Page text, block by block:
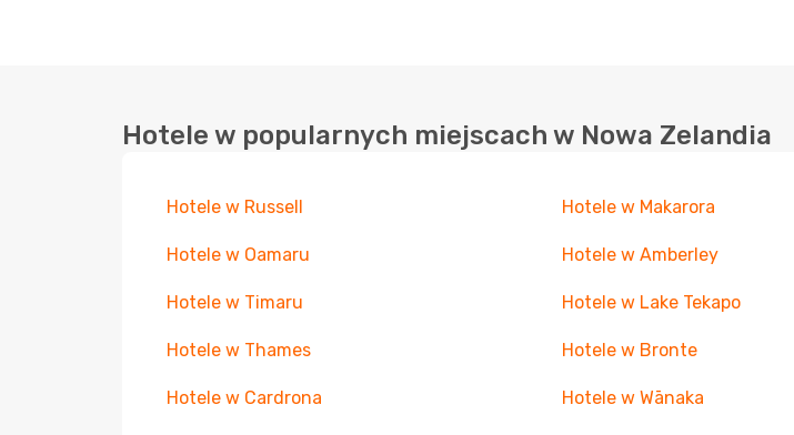
Hotele w popularnych miejscach w Nowa Zelandia
Hotele w Russell Hotele w Makarora
Hotele w Oamaru Hotele w Amberley
Hotele w Timaru Hotele w Lake Tekapo
Hotele w Thames Hotele w Bronte
Hotele w Cardrona Hotele w Wānaka